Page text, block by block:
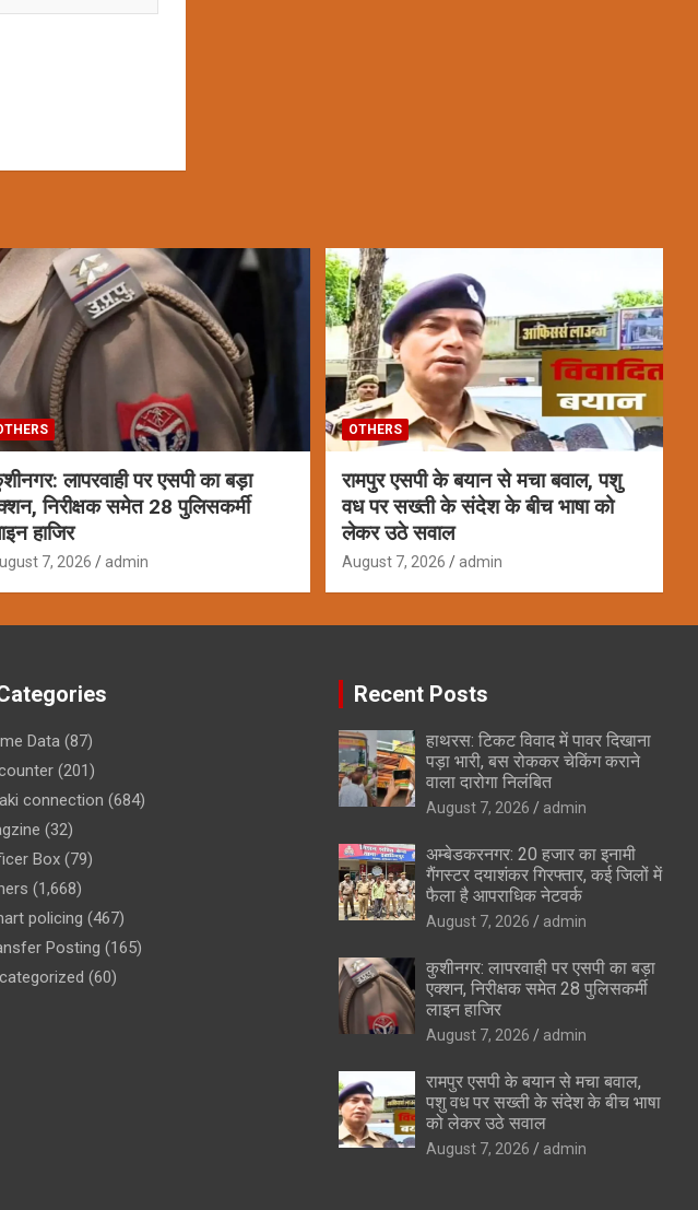
लापरवाही पर एसपी का बड़ा
निरीक्षक समेत 28 पुलिसकर्मी
हाजिर
7, 2026 admin
OTHERS
रामपुर एसपी के बयान से मचा बवाल, पशु
वध पर सख्ती के संदेश के बीच भाषा को
लेकर उठे सवाल
August 7, 2026 admin
Data (87)
(201)
connection (684)
(32)
Box (79)
(1,668)
policing (467)
Posting (165)
(60)
Recent Posts
हाथरस: टिकट विवाद में पावर दिखाना
पड़ा भारी, बस रोककर चेकिंग कराने
वाला दारोगा निलंबित
August 7, 2026 admin
अम्बेडकरनगर: 20 हजार का इनामी
गैंगस्टर दयाशंकर गिरफ्तार, कई जिलों में
फैला है आपराधिक नेटवर्क
August 7, 2026 admin
कुशीनगर: लापरवाही पर एसपी का बड़ा
एक्शन, निरीक्षक समेत 28 पुलिसकर्मी
लाइन हाजिर
August 7, 2026 admin
रामपुर एसपी के बयान से मचा बवाल,
पशु वध पर सख्ती के संदेश के बीच भाषा
को लेकर उठे सवाल
August 7, 2026 admin